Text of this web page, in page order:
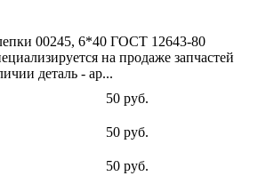
00245, 6*40 ГОСТ 12643-80
на продаже запчастей
деталь - ар...
50 руб.
50 руб.
50 руб.